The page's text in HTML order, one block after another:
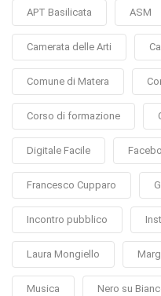
APT Basilicata ASM
Camerata delle Arti
Comune di Matera
Corso di formazione
Digitale Facile
Francesco Cupparo
Incontro pubblico
Laura Mongiello
Musica Nero su